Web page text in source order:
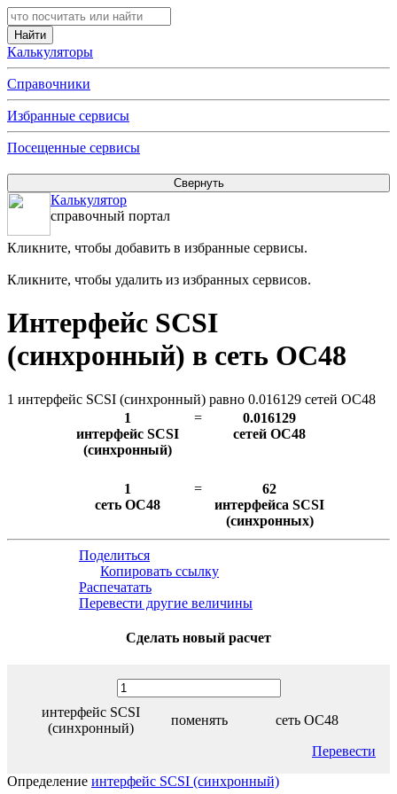
Калькуляторы
Справочники
Избранные сервисы
Посещенные сервисы
Калькулятор
справочный портал
Кликните, чтобы добавить в избранные сервисы.
Кликните, чтобы удалить из избранных сервисов.
Интерфейс SCSI
(синхронный) в сеть OC48
1 интерфейс SCSI (синхронный) равно 0.016129 сетей OC48
1
интерфейс SCSI
(синхронный)
=
0.016129
сетей OC48
1
сеть OC48
=
62
интерфейса SCSI
(синхронных)
Поделиться
Копировать ссылку
Распечатать
Перевести другие величины
Сделать новый расчет
интерфейс SCSI
(синхронный)
поменять сеть OC48
Перевести
Определение интерфейс SCSI (синхронный)